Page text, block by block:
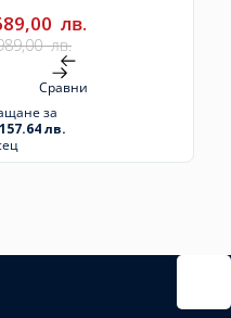
лв.
лв.
Сравни
за
лв.